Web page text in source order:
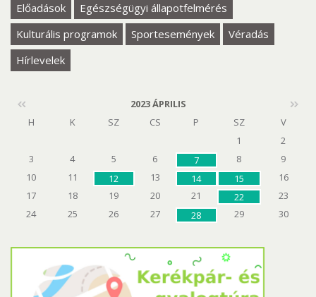
Előadások
Egészségügyi állapotfelmérés
Kulturális programok
Sportesemények
Véradás
Hírlevelek
H K SZ CS P SZ
V
1
2
3
4 5 6 7 8
9
10
11 12 13 14 15
16
17
18 19 20 21 22
23
24
25 26 27 28 29 30
2023 ÁPRILIS